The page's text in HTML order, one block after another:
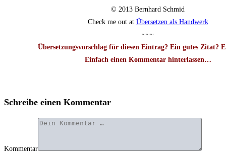
© 2013 Bern­hard Schmid
Check me out at Über­set­zen als Handwerk
~~~
Über­set­zungs­vor­schlag für die­sen Ein­trag? Ein gutes Zitat?
Ein­fach einen Kom­men­tar hin­ter­las­sen…
Schreibe einen Kommentar
Kommentar